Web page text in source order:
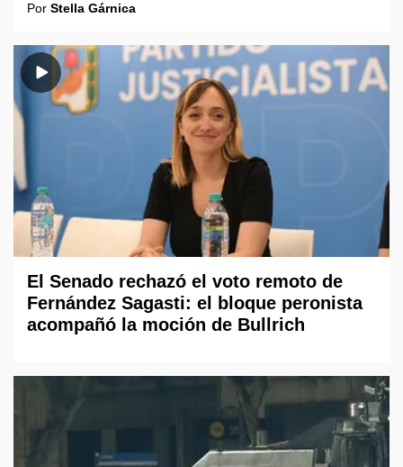
Por Stella Gárnica
El Senado rechazó el voto remoto de
Fernández Sagasti: el bloque peronista
acompañó la moción de Bullrich